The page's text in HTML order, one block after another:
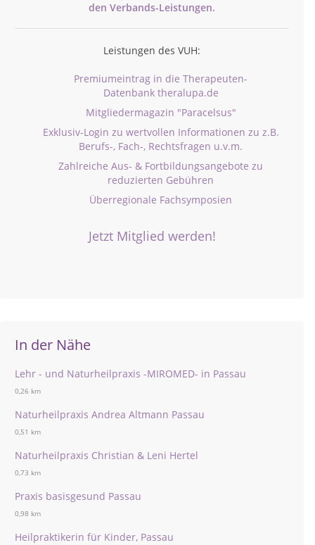
den Verbands-Leistungen.
Leistungen des VUH:
Premiumeintrag in die Therapeuten-
Datenbank theralupa.de
Mitgliedermagazin "Paracelsus"
Exklusiv-Login zu wertvollen Informationen zu z.B.
Berufs-, Fach-, Rechtsfragen u.v.m.
Zahlreiche Aus- & Fortbildungsangebote zu
reduzierten Gebühren
Überregionale Fachsymposien
Jetzt Mitglied werden!
In der Nähe
Lehr - und Naturheilpraxis -MIROMED- in Passau
0,26 km
Naturheilpraxis Andrea Altmann Passau
0,51 km
Naturheilpraxis Christian & Leni Hertel
0,73 km
Praxis basisgesund Passau
0,98 km
Heilpraktikerin für Kinder, Passau